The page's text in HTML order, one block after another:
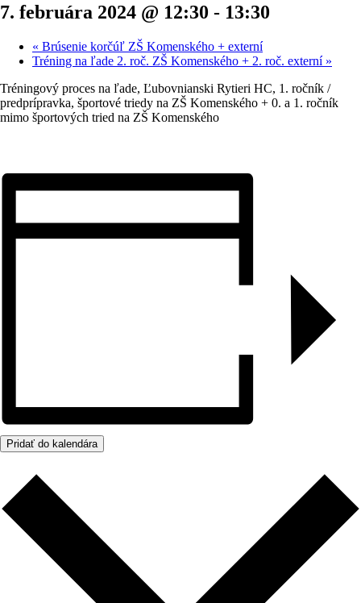
7. februára 2024 @ 12:30 - 13:30
« Brúsenie korčúľ ZŠ Komenského + externí
Tréning na ľade 2. roč. ZŠ Komenského + 2. roč. externí »
Tréningový proces na ľade, Ľubovnianski Rytieri HC, 1. ročník /
predprípravka, športové triedy na ZŠ Komenského + 0. a 1. ročník
mimo športových tried na ZŠ Komenského
Pridať do kalendára